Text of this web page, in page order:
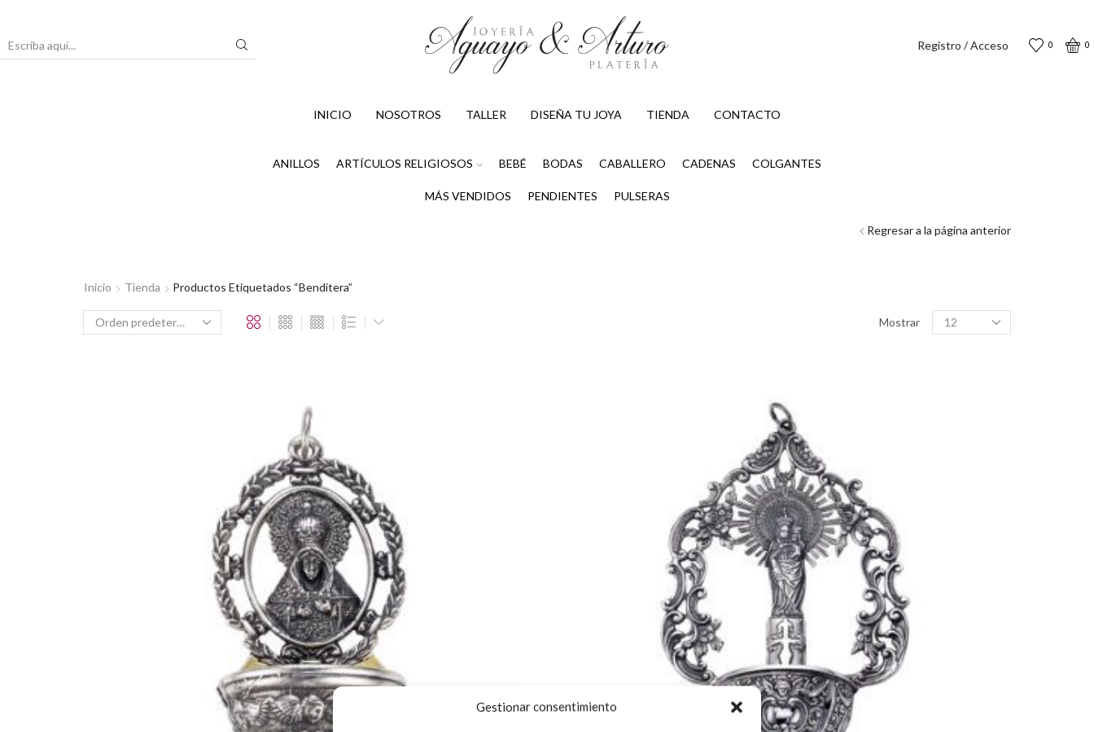
Gestionar consentimiento
Registro / Acceso 0 0
INICIO NOSOTROS TALLER DISEÑA TU JOYA TIENDA CONTACTO
ANILLOS ARTÍCULOS RELIGIOSOS BEBÉ BODAS CABALLERO CADENAS COLGANTES
MÁS VENDIDOS PENDIENTES PULSERAS
Inicio Tienda Productos Etiquetados “Benditera”
Regresar a la página anterior
Mostrar
Productos
por